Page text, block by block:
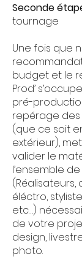
Seconde
tournage
Une fois que
budget et le
Prod’
pré-
repérage
(que ce soit
extérieur),
valider le
l’ensemble
(Réalisateurs,
éléctro,
etc…)
de votre
design,
photo.